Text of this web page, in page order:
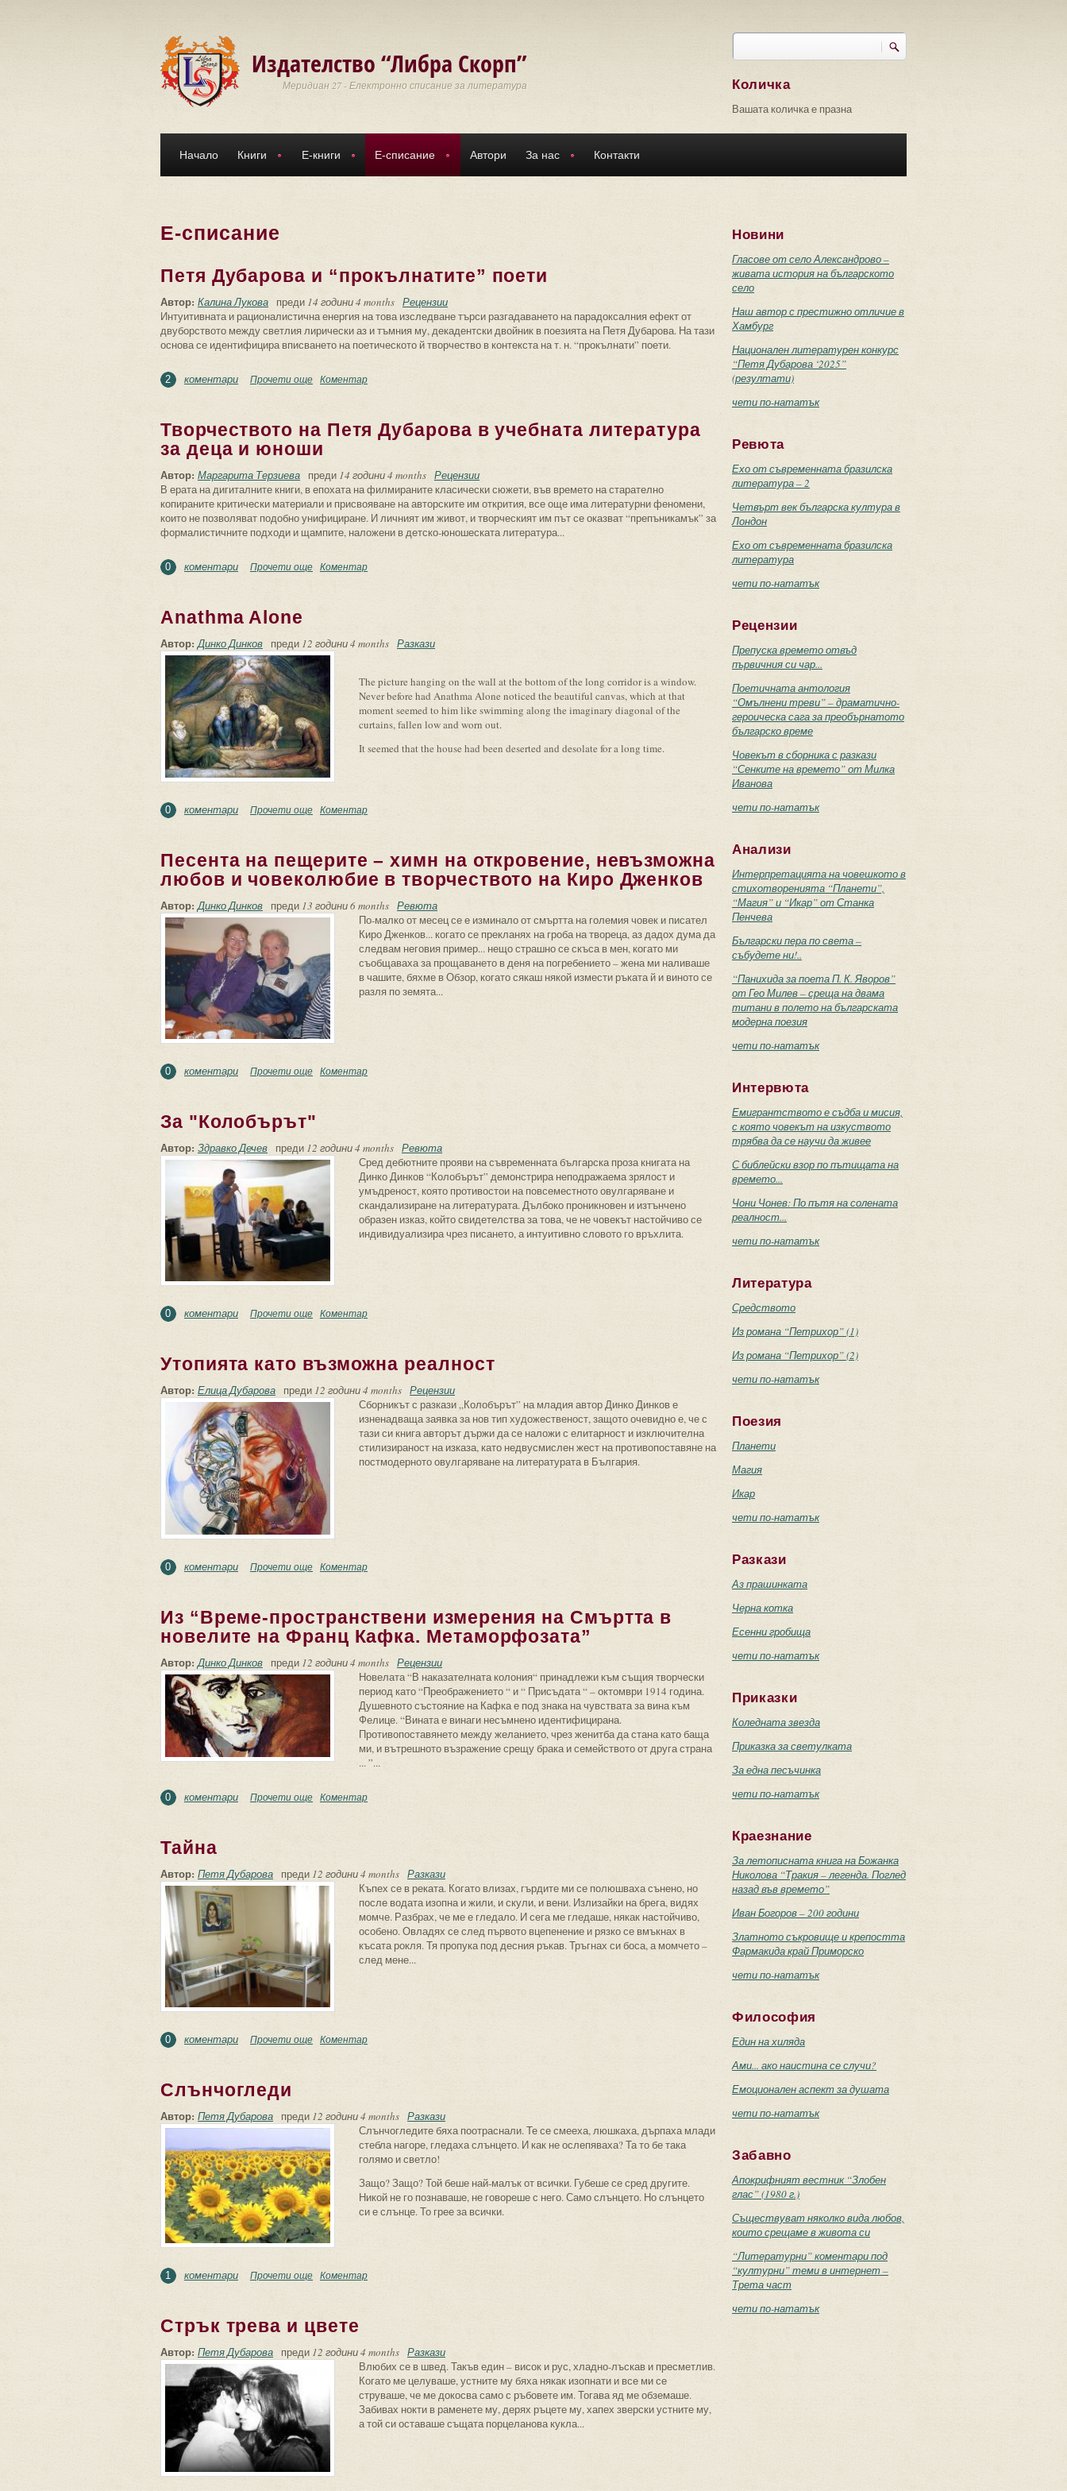
Издателство “Либра Скорп”
Меридиан 27 - Електронно списание за литература
Търси
Количка
Вашата количка е празна
Начало Книги Е-книги Е-списание Автори За нас Контакти
Е-списание
Петя Дубарова и “прокълнатите” поети
Автор: Калина Лукова преди 14 години 4 months Рецензии
Интуитивната и рационалистична енергия на това изследване търси разгадаването на парадоксалния ефект от
двуборството между светлия лирически аз и тъмния му, декадентски двойник в поезията на Петя Дубарова. На тази
основа се идентифицира вписването на поетическото й творчество в контекста на т. н. “прокълнати” поети.
2 коментари Прочети още about Петя Дубарова и “прокълнатите” поети
Коментар
Творчеството на Петя Дубарова в учебната литература
за деца и юноши
Автор: Маргарита Терзиева преди 14 години 4 months Рецензии
В ерата на дигиталните книги, в епохата на филмираните класически сюжети, във времето на старателно
копираните критически материали и присвояване на авторските им открития, все още има литературни феномени,
които не позволяват подобно унифициране. И личният им живот, и творческият им път се оказват “препъникамък” за
формалистичните подходи и щампите, наложени в детско-юношеската литература...
0 коментари Прочети още about Творчеството на Петя Дубарова в учебната литература за деца и юноши
Коментар
Anathma Alone
Автор:Динко Динков преди 12 години 4 months Разкази
The picture hanging on the wall at the bottom of the long corridor is a window.
Never before had Anathma Alone noticed the beautiful canvas, which at that
moment seemed to him like swimming along the imaginary diagonal of the
curtains, fallen low and worn out.
It seemed that the house had been deserted and desolate for a long time.
0 коментари Прочети още about Anathma Alone
Коментар
Песента на пещерите – химн на откровение, невъзможна
любов и човеколюбие в творчеството на Киро Дженков
Автор:Динко Динков преди 13 години 6 months Ревюта
По-малко от месец се е изминало от смъртта на големия човек и писател
Киро Дженков... когато се прекланях на гроба на твореца, аз дадох дума да
следвам неговия пример... нещо страшно се скъса в мен, когато ми
съобщаваха за прощаването в деня на погребението – жена ми наливаше
в чашите, бяхме в Обзор, когато сякаш някой измести ръката й и виното се
разля по земята...
0 коментари Прочети още about Песента на пещерите – химн на откровение, невъзможна любов и човеколюбие в творчеството на Киро Дженков
Коментар
За "Колобърът"
Автор: Здравко Дечев преди 12 години 4 months Ревюта
Сред дебютните прояви на съвременната българска проза книгата на
Динко Динков “Колобърът” демонстрира неподражаема зрялост и
умъдреност, която противостои на повсеместното овулгаряване и
скандализиране на литературата. Дълбоко проникновен и изтънчено
образен изказ, който свидетелства за това, че не човекът настойчиво се
индивидуализира чрез писането, а интуитивно словото го връхлита.
0 коментари Прочети още about За "Колобърът"
Коментар
Утопията като възможна реалност
Автор: Елица Дубарова преди 12 години 4 months Рецензии
Сборникът с разкази „Колобърът” на младия автор Динко Динков е
изненадваща заявка за нов тип художественост, защото очевидно е, че с
тази си книга авторът държи да се наложи с елитарност и изключителна
стилизираност на изказа, като недвусмислен жест на противопоставяне на
постмодерното овулгаряване на литературата в България.
0 коментари Прочети още about Утопията като възможна реалност
Коментар
Из “Време-пространствени измерения на Смъртта в
новелите на Франц Кафка. Метаморфозата”
Автор:Динко Динков преди 12 години 4 months Рецензии
Новелата “В наказателната колония“ принадлежи към същия творчески
период като “Преображението “ и “ Присъдата “ – октомври 1914 година.
Душевното състояние на Кафка е под знака на чувствата за вина към
Фелице. “Вината е винаги несъмнено идентифицирана.
Противопоставянето между желанието, чрез женитба да стана като баща
ми, и вътрешното възражение срещу брака и семейството от друга страна
... ”...
0 коментари Прочети още about Из “Време-пространствени измерения на Смъртта в новелите на Франц Кафка. Метаморфозата”
Коментар
Тайна
Автор: Петя Дубарова преди 12 години 4 months Разкази
Къпех се в реката. Когато влизах, гърдите ми се полюшваха сънено, но
после водата изопна и жили, и скули, и вени. Излизайки на брега, видях
момче. Разбрах, че ме е гледало. И сега ме гледаше, някак настойчиво,
особено. Овладях се след първото вцепенение и рязко се вмъкнах в
късата рокля. Тя пропука под десния ръкав. Тръгнах си боса, а момчето –
след мене...
0 коментари Прочети още about Тайна
Коментар
Слънчогледи
Автор: Петя Дубарова преди 12 години 4 months Разкази
Слънчогледите бяха поотраснали. Те се смееха, люшкаха, дърпаха млади
стебла нагоре, гледаха слънцето. И как не ослепяваха? Та то бе така
голямо и светло!
Защо? Защо? Той беше най-малък от всички. Губеше се сред другите.
Никой не го познаваше, не говореше с него. Само слънцето. Но слънцето
си е слънце. То грее за всички.
1 коментари Прочети още about Слънчогледи
Коментар
Стрък трева и цвете
Автор: Петя Дубарова преди 12 години 4 months Разкази
Влюбих се в швед. Такъв един – висок и рус, хладно-лъскав и пресметлив.
Когато ме целуваше, устните му бяха някак изопнати и все ми се
струваше, че ме докосва само с ръбовете им. Тогава яд ме обземаше.
Забивах нокти в раменете му, дерях ръцете му, хапех зверски устните му,
а той си оставаше същата порцеланова кукла...
Новини
Гласове от село Александрово –
живата история на българското
село
Наш автор с престижно отличие в
Хамбург
Национален литературен конкурс
“Петя Дубарова ‘2025”
(резултати)
чети по-нататък
Ревюта
Ехо от съвременната бразилска
литература – 2
Четвърт век българска култура в
Лондон
Ехо от съвременната бразилска
литература
чети по-нататък
Рецензии
Препуска времето отвъд
първичния си чар...
Поетичната антология
“Омълнени треви” – драматично-
героическа сага за преобърнатото
българско време
Човекът в сборника с разкази
“Сенките на времето” от Милка
Иванова
чети по-нататък
Анализи
Интерпретацията на човешкото в
стихотворенията “Планети”,
“Магия” и “Икар” от Станка
Пенчева
Български пера по света –
събудете ни!..
“Панихида за поета П. К. Яворов”
от Гео Милев – среща на двама
титани в полето на българската
модерна поезия
чети по-нататък
Интервюта
Емигрантството е съдба и мисия,
с която човекът на изкуството
трябва да се научи да живее
С библейски взор по пътищата на
времето...
Чони Чонев: По пътя на солената
реалност...
чети по-нататък
Литература
Средството
Из романа “Петрихор” (1)
Из романа “Петрихор” (2)
чети по-нататък
Поезия
Планети
Магия
Икар
чети по-нататък
Разкази
Аз прашинката
Черна котка
Есенни гробища
чети по-нататък
Приказки
Коледната звезда
Приказка за светулката
За една песъчинка
чети по-нататък
Краезнание
За летописната книга на Божанка
Николова “Тракия – легенда. Поглед
назад във времето”
Иван Богоров – 200 години
Златното съкровище и крепостта
Фармакида край Приморско
чети по-нататък
Философия
Един на хиляда
Ами... ако наистина се случи?
Емоционален аспект за душата
чети по-нататък
Забавно
Апокрифният вестник “Злобен
глас” (1980 г.)
Съществуват няколко вида любов,
които срещаме в живота си
“Литературни” коментари под
“културни” теми в интернет –
Трета част
чети по-нататък